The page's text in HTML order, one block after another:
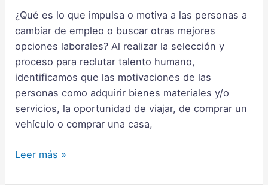
¿Qué es lo que impulsa o motiva a las personas a
cambiar de empleo o buscar otras mejores
opciones laborales? Al realizar la selección y
proceso para reclutar talento humano,
identificamos que las motivaciones de las
personas como adquirir bienes materiales y/o
servicios, la oportunidad de viajar, de comprar un
vehículo o comprar una casa,
reclutar
talento
Leer más »